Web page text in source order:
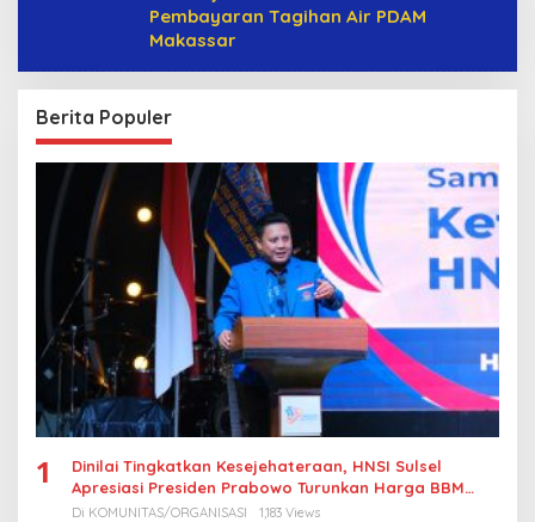
Pembayaran Tagihan Air PDAM
Makassar
Berita Populer
1
Dinilai Tingkatkan Kesejehateraan, HNSI Sulsel
Apresiasi Presiden Prabowo Turunkan Harga BBM
Nelayan
Di KOMUNITAS/ORGANISASI 1,183 Views